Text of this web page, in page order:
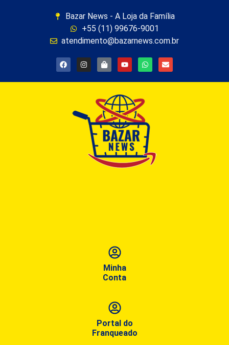
Bazar News - A Loja da Família
+55 (11) 99676-9001
atendimento@bazarnews.com.br
Minha
Conta
Portal do
Franqueado